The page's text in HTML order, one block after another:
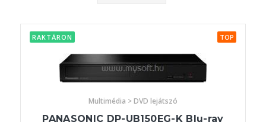
RAKTÁRON TOP
Multimédia > DVD lejátszó
PANASONIC DP-UB150EG-K Blu-ray